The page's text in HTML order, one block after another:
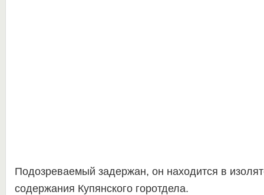
Подозреваемый задержан, он находится в
содержания Купянского горотдела.